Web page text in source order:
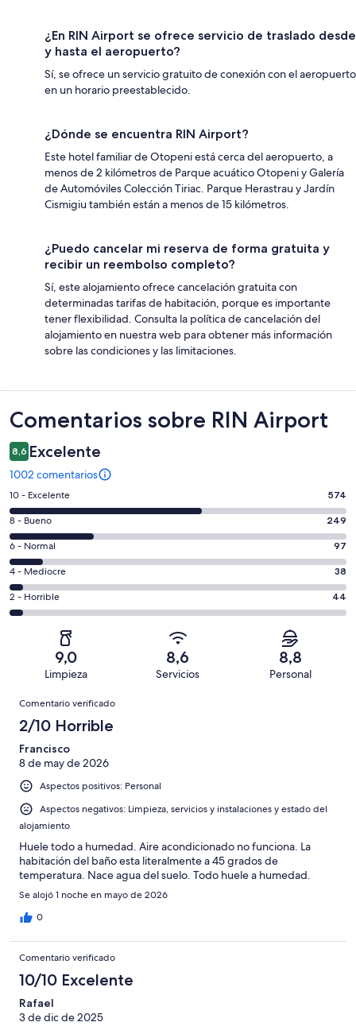
¿En RIN Airport se ofrece servicio de traslado desde
y hasta el aeropuerto?
Sí, se ofrece un servicio gratuito de conexión con el aeropuerto
en un horario preestablecido.
¿Dónde se encuentra RIN Airport?
Este hotel familiar de Otopeni está cerca del aeropuerto, a
menos de 2 kilómetros de Parque acuático Otopeni y Galería
de Automóviles Colección Tiriac. Parque Herastrau y Jardín
Cismigiu también están a menos de 15 kilómetros.
¿Puedo cancelar mi reserva de forma gratuita y
recibir un reembolso completo?
Sí, este alojamiento ofrece cancelación gratuita con
determinadas tarifas de habitación, porque es importante
tener flexibilidad. Consulta la política de cancelación del
alojamiento en nuestra web para obtener más información
sobre las condiciones y las limitaciones.
Comentarios
Comentarios sobre RIN Airport
8,6 Excelente
1002 comentarios
574
comentarios
de
un
total
de
1002
con
puntuación
10 - Excelente 574
249
comentarios
de
un
total
de
puntuación
8 - Bueno 249
97
comentarios
de
un
total
puntuación
Normal
6 - Normal 97
38
comentarios
de
una
puntuación
Mediocre
4 - Mediocre 38
44
comentarios
1002
una
puntuación
de
Horrible
2 - Horrible 44
9,0
Limpieza
8,6
Servicios
8,8
Personal
Comentarios
Comentario verificado
2/10 Horrible
Francisco
8 de may de 2026
Aspectos positivos: Personal
Aspectos negativos: Limpieza, servicios y instalaciones y estado del
alojamiento
Huele todo a humedad. Aire acondicionado no funciona. La
habitación del baño esta literalmente a 45 grados de
temperatura. Nace agua del suelo. Todo huele a humedad.
Se alojó 1 noche en mayo de 2026
0
Comentario verificado
10/10 Excelente
Rafael
3 de dic de 2025